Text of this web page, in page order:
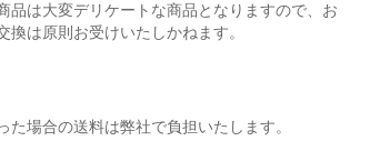
品は大変デリケートな商品となりますので、お
換は原則お受けいたしかねます。
た場合の送料は弊社で負担いたします。